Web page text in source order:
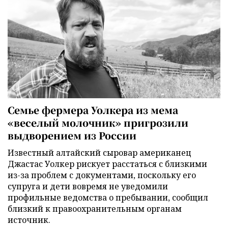
Семье фермера Уолкера из мема
«веселый молочник» пригрозили
выдворением из России
Известный алтайский сыровар американец
Джастас Уолкер рискует расстаться с близкими
из-за проблем с документами, поскольку его
супруга и дети вовремя не уведомили
профильные ведомства о пребывании, сообщил
близкий к правоохранительным органам
источник.